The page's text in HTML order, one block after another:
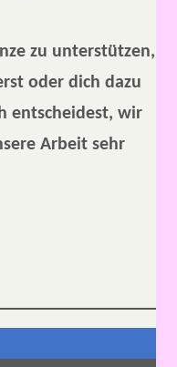
zu unterstützen,
oder dich dazu
entscheidest, wir
Arbeit sehr